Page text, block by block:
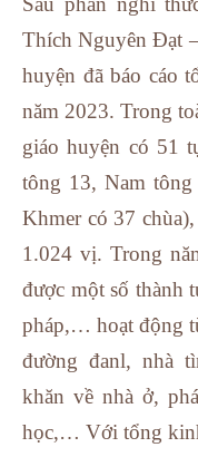
Thích Nguyên Đạt
huyện đã báo cáo
năm 2023. Trong
giáo huyện có 51
tông 13, Nam
Khmer có 37
1.024 vị. Trong
được một số thành
pháp,… hoạt động
đường đanl, nhà
khăn về nhà ở,
học,… Với tổng